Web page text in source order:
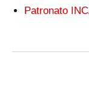
Patronato